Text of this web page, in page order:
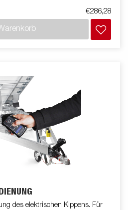
€286,28
des elektrischen Kippens. Für